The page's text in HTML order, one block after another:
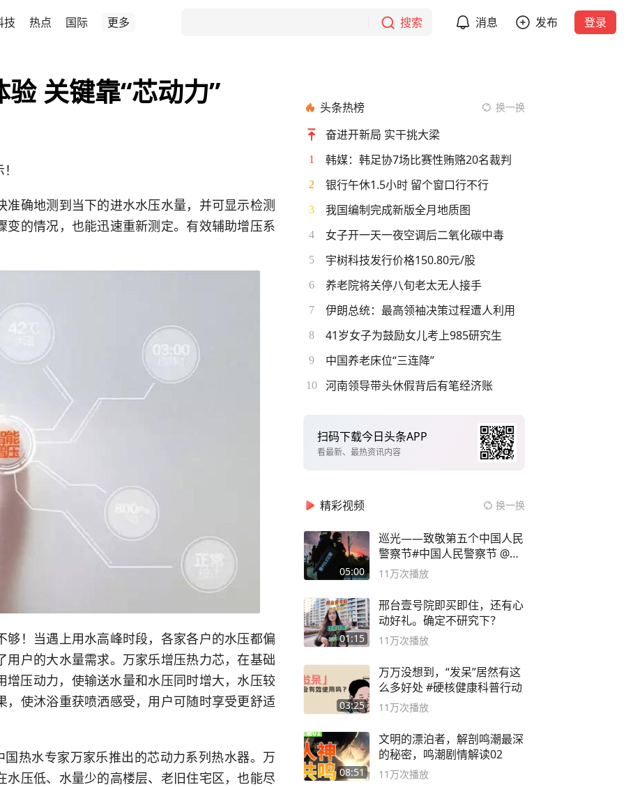
技 热点 国际 更多 搜索 消息 发布 登录
关键靠“芯动力”
确地测到当下的进水水压水量，并可显示检测
的情况，也能迅速重新测定。有效辅助增压系
！当遇上用水高峰时段，各家各户的水压都偏
户的大水量需求。万家乐增压热力芯，在基础
增压动力，使输送水量和水压同时增大，水压较
使沐浴重获喷洒感受，用户可随时享受更舒适
国热水专家万家乐推出的芯动力系列热水器。万
水压低、水量少的高楼层、老旧住宅区，也能尽
头条热榜 换一换
奋进开新局 实干挑大梁
1 韩媒：韩足协7场比赛性贿赂20名裁判
2 银行午休1.5小时 留个窗口行不行
3 我国编制完成新版全月地质图
4 女子开一天一夜空调后二氧化碳中毒
5 宇树科技发行价格150.80元/股
6 养老院将关停八旬老太无人接手
7 伊朗总统：最高领袖决策过程遭人利用
8 41岁女子为鼓励女儿考上985研究生
9 中国养老床位“三连降”
10 河南领导带头休假背后有笔经济账
扫码下载今日头条APP
看最新、最热资讯内容
精彩视频 换一换
05:00
巡光——致敬第五个中国人民
警察节#中国人民警察节 @抖
音小助手
11万次播放
01:15
邢台壹号院即买即住，还有心
动好礼。确定不研究下？
11万次播放
03:25
万万没想到，“发呆”居然有这
么多好处 #硬核健康科普行动
11万次播放
08:51
文明的漂泊者，解剖鸣潮最深
的秘密，鸣潮剧情解读02
11万次播放